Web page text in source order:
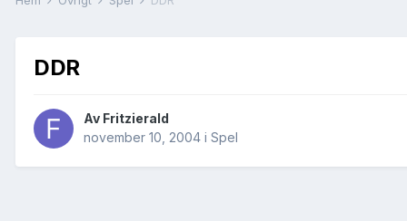
DDR
Av Fritzierald
november 10, 2004 i Spel